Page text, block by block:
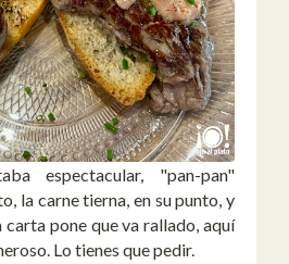
espectacular, "pan-pan"
la carne tierna, en su punto, y
carta pone que va rallado, aquí
Lo tienes que pedir.